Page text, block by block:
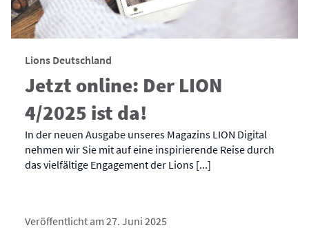
Lions Deutschland
Jetzt online: Der LION
4/2025 ist da!
In der neuen Ausgabe unseres Magazins LION Digital
nehmen wir Sie mit auf eine inspirierende Reise durch
das vielfältige Engagement der Lions [...]
Veröffentlicht am 27. Juni 2025